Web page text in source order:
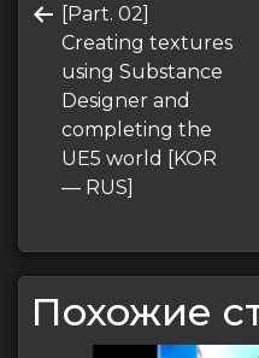
по
записям
Предыдущая
запись
[Part. 02]
Creating textures
using Substance
Designer and
completing the
UE5 world [KOR
— RUS]
Похожие